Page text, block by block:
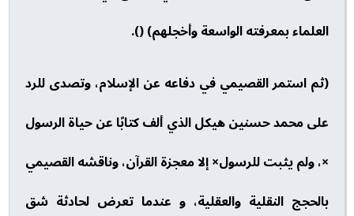
العلماء بمعرفته الواسعة وأخجلهم) ().
(ثم استمر القصيمي في دفاعه عن الإسلام، وتصدى للرد
على محمد حسنين هيكل الذي ألف كتابًا عن حياة الرسول
×، ولم يثبت للرسول× إلا معجزة القرآن، وناقشه القصيمي
بالحجج النقلية والعقلية، و عندما تعرض لحادثة شق